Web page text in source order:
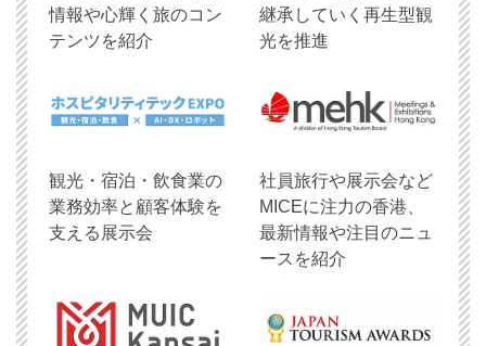
情報や心輝く旅のコン
テンツを紹介
継承していく再生型観
光を推進
観光・宿泊・飲食業の
業務効率と顧客体験を
支える展示会
社員旅行や展示会など
MICEに注力の香港、
最新情報や注目のニュ
ースを紹介